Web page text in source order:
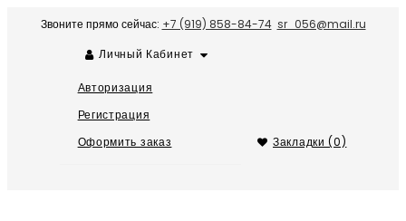
Звоните прямо сейчас: +7 (919) 858-84-74 sr_056@mail.ru
Личный Кабинет
Авторизация
Регистрация
Оформить заказ
Закладки (0)